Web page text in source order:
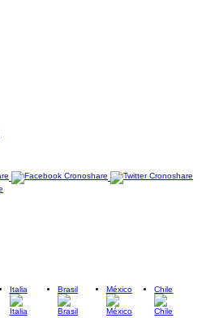
Italia Brasil México Chile